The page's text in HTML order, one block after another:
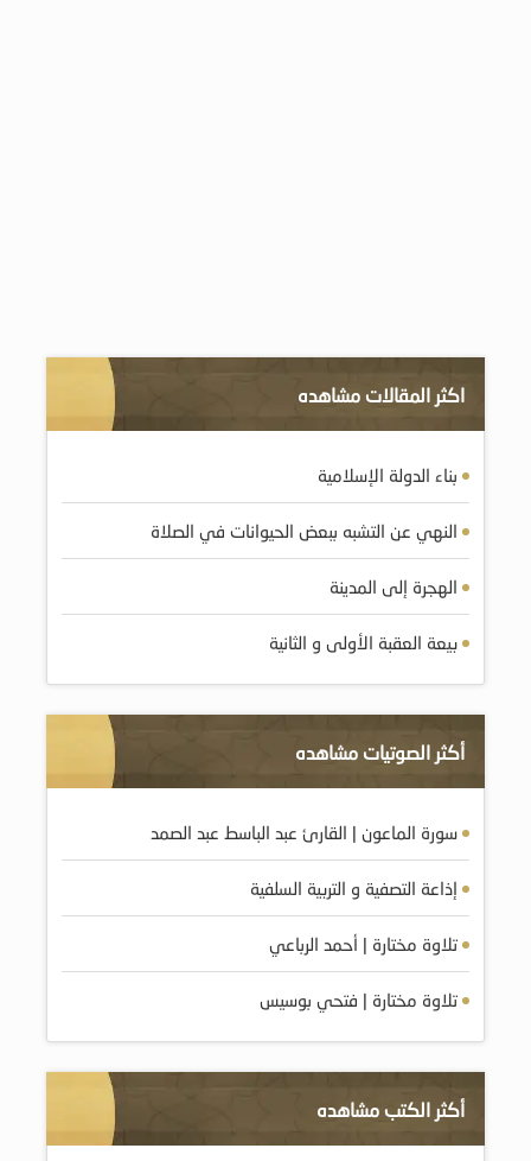
اكثر المقالات مشاهده
بناء الدولة الإسلامية
النهي عن التشبه ببعض الحيوانات في الصلاة
الهجرة إلى المدينة
بيعة العقبة الأولى و الثانية
أكثر الصوتيات مشاهده
سورة الماعون | القارئ عبد الباسط عبد الصمد
إذاعة التصفية و التربية السلفية
تلاوة مختارة | أحمد الرباعي
تلاوة مختارة | فتحي بوسيس
أكثر الكتب مشاهده